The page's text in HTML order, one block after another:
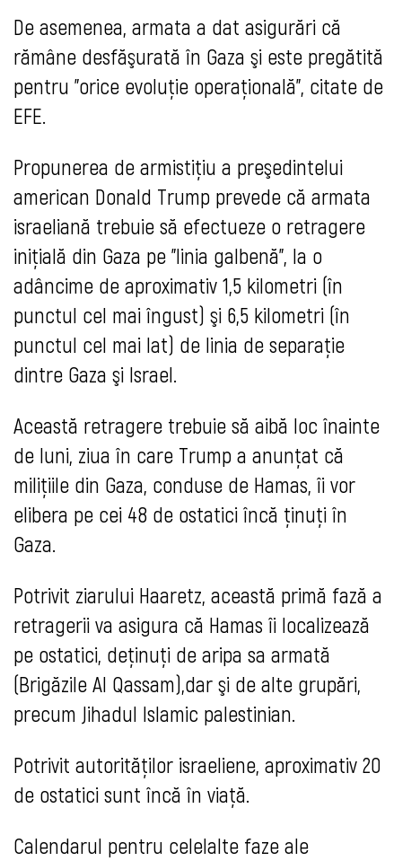
De asemenea, armata a dat asigurări că
rămâne desfăşurată în Gaza şi este pregătită
pentru "orice evoluţie operaţională", citate de
EFE.
Propunerea de armistiţiu a preşedintelui
american Donald Trump prevede că armata
israeliană trebuie să efectueze o retragere
iniţială din Gaza pe "linia galbenă", la o
adâncime de aproximativ 1,5 kilometri (în
punctul cel mai îngust) şi 6,5 kilometri (în
punctul cel mai lat) de linia de separaţie
dintre Gaza şi Israel.
Această retragere trebuie să aibă loc înainte
de luni, ziua în care Trump a anunţat că
miliţiile din Gaza, conduse de Hamas, îi vor
elibera pe cei 48 de ostatici încă ţinuţi în
Gaza.
Potrivit ziarului Haaretz, această primă fază a
retragerii va asigura că Hamas îi localizează
pe ostatici, deţinuţi de aripa sa armată
(Brigăzile Al Qassam),dar şi de alte grupări,
precum Jihadul Islamic palestinian.
Potrivit autorităţilor israeliene, aproximativ 20
de ostatici sunt încă în viaţă.
Calendarul pentru celelalte faze ale